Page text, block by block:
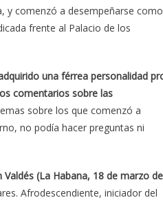
y comenzó a desempeñarse como
frente al Palacio de los
una férrea personalidad
comentarios sobre las
sobre los que comenzó a
no podía hacer preguntas ni
(La Habana, 18 de marzo de
Afrodescendiente, iniciador del